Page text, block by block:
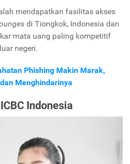
mendapatkan fasilitas akses
di Tiongkok, Indonesia dan
mata uang paling kompetitif
negeri.
Phishing Makin Marak,
Menghindarinya
Indonesia